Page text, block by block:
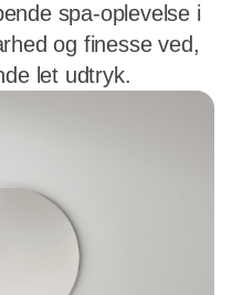
spa-oplevelse i
og finesse ved,
let udtryk.